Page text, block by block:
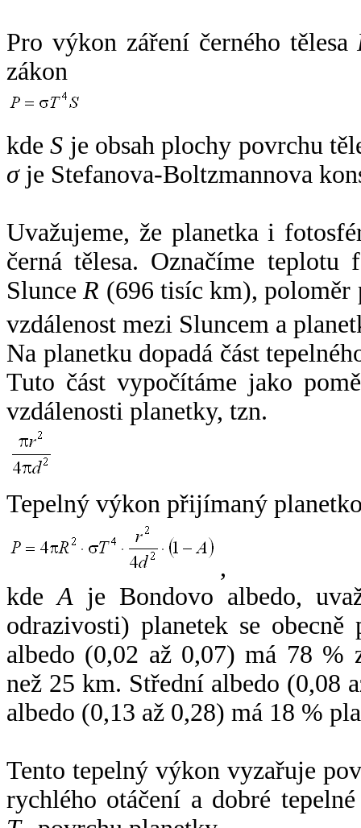
Pro výkon záření černého tělesa
zákon
kdeS je obsah plochy povrchu
σje Stefanova-Boltzmannova
Uvažujeme, že planetka i
černá tělesa. Označíme
SlunceR (696 tisíc km),
vzdálenost mezi Sluncem a
Na planetku dopadá část
Tuto část vypočítáme jako
vzdálenosti planetky, tzn.
Tepelný výkon přijímaný
,
kdeA je Bondovo albedo,
odrazivosti) planetek se
albedo (0,02 až 0,07) má 78 %
než 25 km. Střední albedo (0,08
albedo (0,13 až 0,28) má 18 %
Tento tepelný výkon vyzařuje
rychlého otáčení a dobré